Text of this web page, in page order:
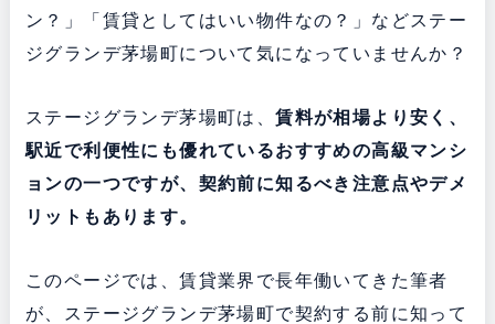
ン？」「賃貸としてはいい物件なの？」などステー
ジグランデ茅場町について気になっていませんか？
ステージグランデ茅場町は、賃料が相場より安く、
駅近で利便性にも優れているおすすめの高級マンシ
ョンの一つですが、契約前に知るべき注意点やデメ
リットもあります。
このページでは、賃貸業界で長年働いてきた筆者
が、ステージグランデ茅場町で契約する前に知って